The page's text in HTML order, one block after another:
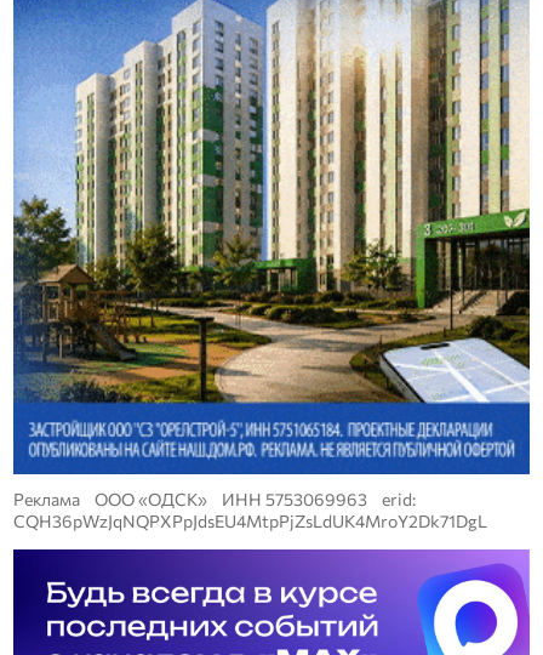
Реклама ООО «ОДСК» ИНН 5753069963 erid:
CQH36pWzJqNQPXPpJdsEU4MtpPjZsLdUK4MroY2Dk71DgL